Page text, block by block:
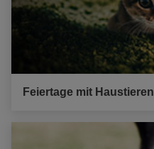
Feiertage mit Haustieren